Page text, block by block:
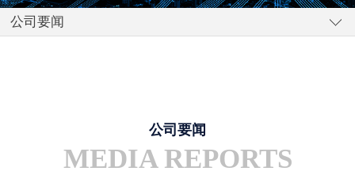
公司要闻
公司要闻
MEDIA REPORTS